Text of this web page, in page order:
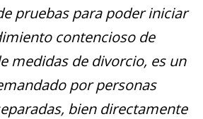
pruebas para poder iniciar
contencioso de
medidas de divorcio, es un
por personas
bien directamente